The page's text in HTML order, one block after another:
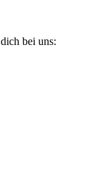
bei uns: